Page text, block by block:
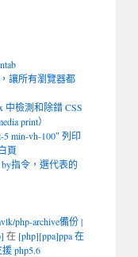
，讓所有瀏覽器都
中檢測和除錯 CSS
print）
5 min-vh-100″ 列印
頁
by指令，選代表的
php-archive備份 |
在 [php][ppa]ppa 在
php5.6